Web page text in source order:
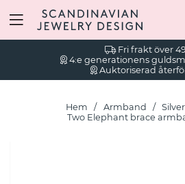
Fri frakt över
4:e generationens
Auktoriserad
Hem Armband
Two Elephant brace